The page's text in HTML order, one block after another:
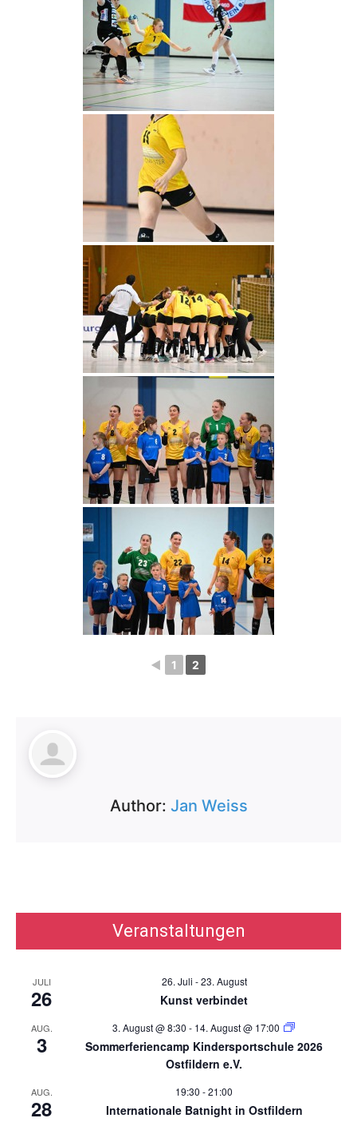
◄ 1 2
Author: Jan Weiss
Veranstaltungen
JULI
26
26. Juli -23. August
Kunst verbindet
AUG.
3
3. August @ 8:30 - 14. August @ 17:00
Sommerferiencamp Kindersportschule 2026
Ostfildern e.V.
AUG.
28
19:30 -21:00
Internationale Batnight in Ostfildern